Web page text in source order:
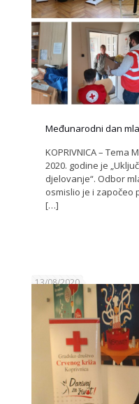
Međunarodni dan
KOPRIVNICA –
2020. godine je
djelovanje“. Odbor
osmislio je i započeo
[…]
13/08/2020